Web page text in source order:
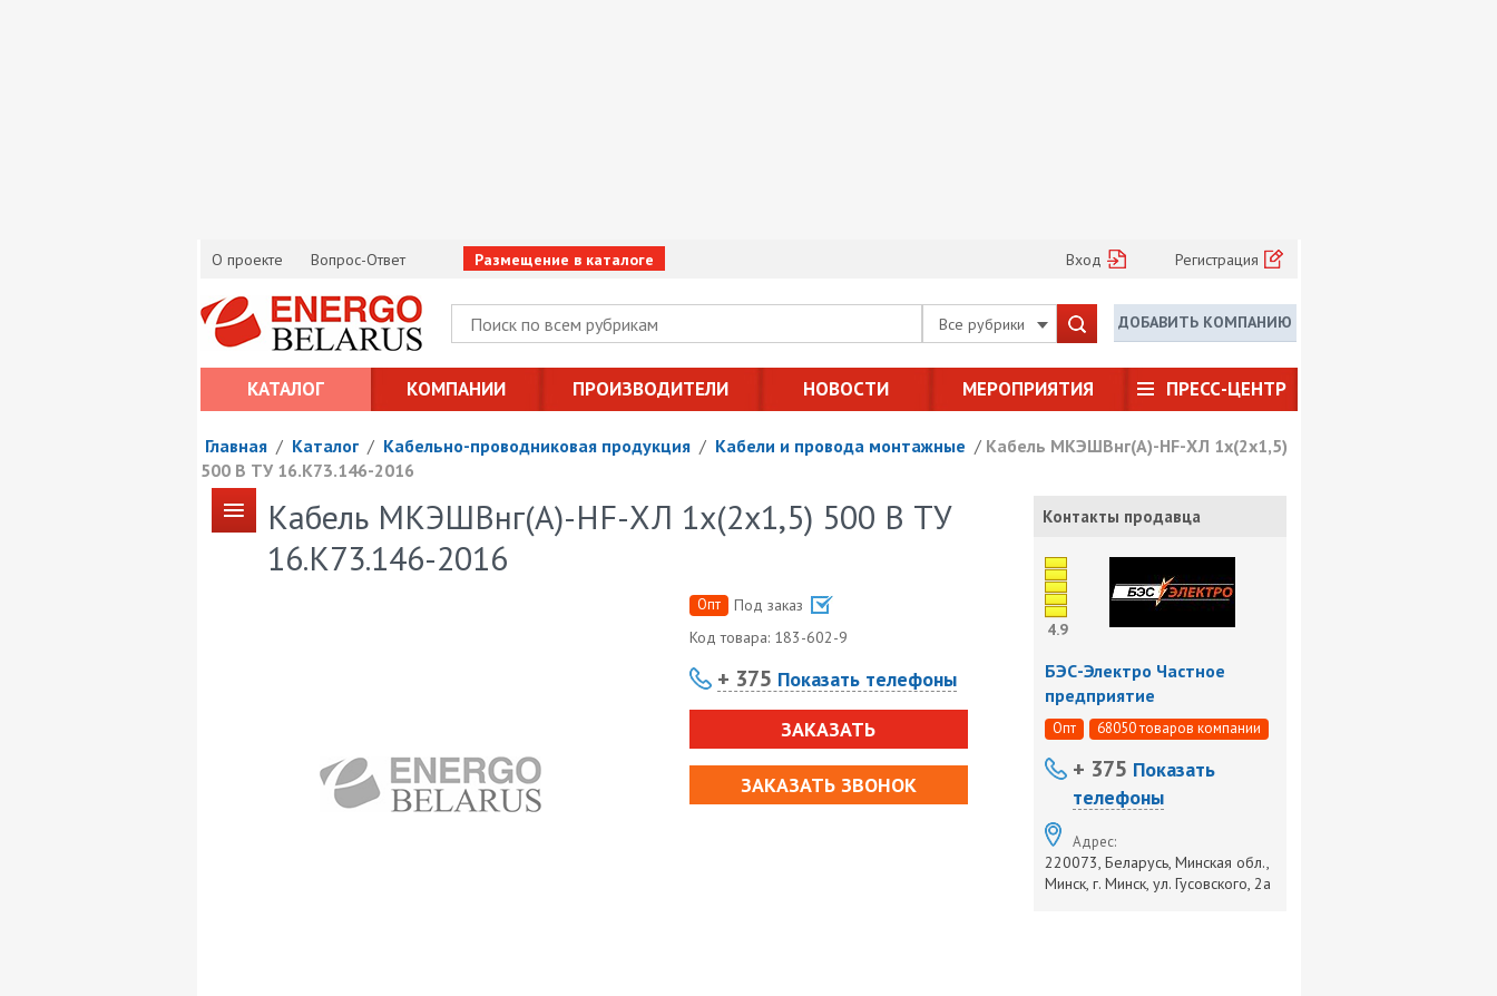
О проекте Вопрос-Ответ Размещение в каталоге Вход Регистрация
Все рубрики ДОБАВИТЬ КОМПАНИЮ
КАТАЛОГ КОМПАНИИ ПРОИЗВОДИТЕЛИ НОВОСТИ МЕРОПРИЯТИЯ ПРЕСС-ЦЕНТР
Главная / Каталог / Кабельно-проводниковая продукция / Кабели и провода монтажные / Кабель МКЭШВнг(А)-HF-ХЛ 1х(2х1,5)
500 В ТУ 16.К73.146-2016
Кабель МКЭШВнг(А)-HF-ХЛ 1х(2х1,5) 500 В ТУ
16.К73.146-2016
Опт
Под заказ
Код товара: 183-602-9
+ 375 Показать телефоны
ЗАКАЗАТЬ
ЗАКАЗАТЬ ЗВОНОК
Контакты продавца
4.9
БЭС-Электро Частное
предприятие
Опт 68050 товаров компании
+ 375 Показать
телефоны
Адрес:
220073, Беларусь, Минская обл.,
Минск, г. Минск, ул. Гусовского, 2а